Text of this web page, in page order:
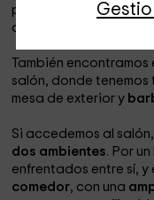
posee una estupenda
al su alrededor como
También encontramos
salón, donde tenemos
mesa de exterior y
Si accedemos al
dos ambientes. Por
enfrentados entre sí, y
comedor, con una